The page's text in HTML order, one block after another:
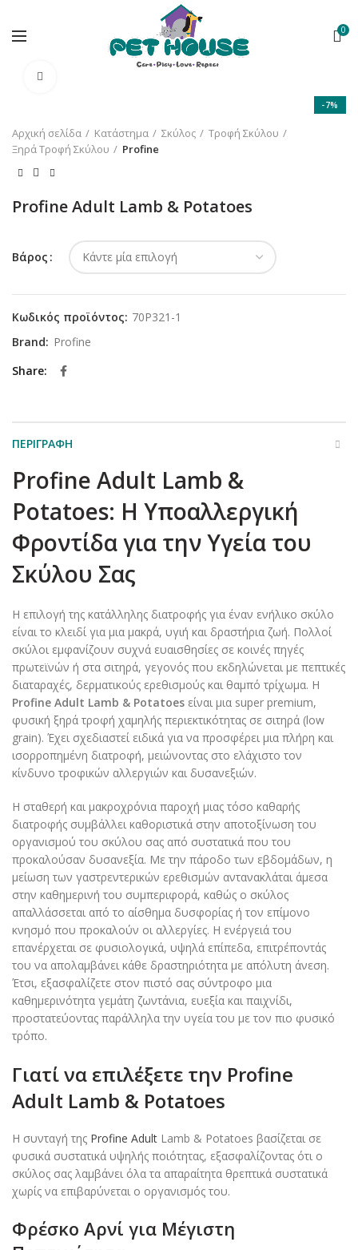
0
-7%
Αρχική σελίδα Κατάστημα Σκύλος
Τροφή Σκύλου
Ξηρά Τροφή Σκύλου
Profine
Profine Adult Lamb & Potatoes
Βάρος
Κωδικός προϊόντος: 70P321-1
Brand: Profine
Share
ΠΕΡΙΓΡΑΦΉ
Profine Adult Lamb &
Potatoes: Η Υποαλλεργική
Φροντίδα για την Υγεία του
Σκύλου Σας
Η επιλογή της κατάλληλης διατροφής για έναν ενήλικο σκύλο
είναι το κλειδί για μια μακρά, υγιή και δραστήρια ζωή. Πολλοί
σκύλοι εμφανίζουν συχνά ευαισθησίες σε κοινές πηγές
πρωτεϊνών ή στα σιτηρά, γεγονός που εκδηλώνεται με πεπτικές
διαταραχές, δερματικούς ερεθισμούς και θαμπό τρίχωμα. Η
Profine Adult Lamb & Potatoes είναι μια super premium,
φυσική ξηρά τροφή χαμηλής περιεκτικότητας σε σιτηρά (low
grain). Έχει σχεδιαστεί ειδικά για να προσφέρει μια πλήρη και
ισορροπημένη διατροφή, μειώνοντας στο ελάχιστο τον
κίνδυνο τροφικών αλλεργιών και δυσανεξιών.
Η σταθερή και μακροχρόνια παροχή μιας τόσο καθαρής
διατροφής συμβάλλει καθοριστικά στην αποτοξίνωση του
οργανισμού του σκύλου σας από συστατικά που του
προκαλούσαν δυσανεξία. Με την πάροδο των εβδομάδων, η
μείωση των γαστρεντερικών ερεθισμών αντανακλάται άμεσα
στην καθημερινή του συμπεριφορά, καθώς ο σκύλος
απαλλάσσεται από το αίσθημα δυσφορίας ή τον επίμονο
κνησμό που προκαλούν οι αλλεργίες. Η ενέργειά του
επανέρχεται σε φυσιολογικά, υψηλά επίπεδα, επιτρέποντάς
του να απολαμβάνει κάθε δραστηριότητα με απόλυτη άνεση.
Έτσι, εξασφαλίζετε στον πιστό σας σύντροφο μια
καθημερινότητα γεμάτη ζωντάνια, ευεξία και παιχνίδι,
προστατεύοντας παράλληλα την υγεία του με τον πιο φυσικό
τρόπο.
Γιατί να επιλέξετε την Profine
Adult Lamb & Potatoes
Η συνταγή της Profine Adult Lamb & Potatoes βασίζεται σε
φυσικά συστατικά υψηλής ποιότητας, εξασφαλίζοντας ότι ο
σκύλος σας λαμβάνει όλα τα απαραίτητα θρεπτικά συστατικά
χωρίς να επιβαρύνεται ο οργανισμός του.
Φρέσκο Αρνί για Μέγιστη